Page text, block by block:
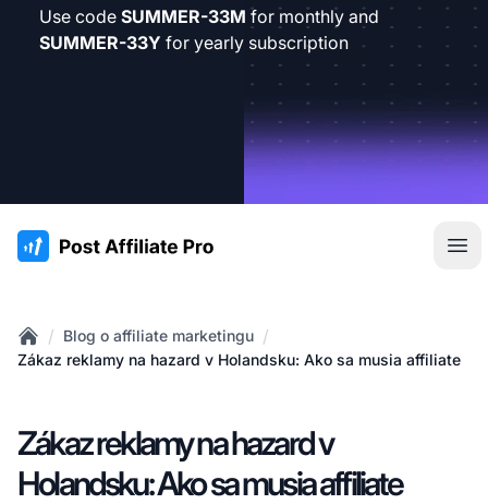
Use code SUMMER-33M for monthly and
SUMMER-33Y for yearly subscription
:site.title
Home
/ Blog o affiliate marketingu /
Zákaz reklamy na hazard v Holandsku: Ako sa musia affiliate
Zákaz reklamy na hazard v
Holandsku: Ako sa musia affiliate